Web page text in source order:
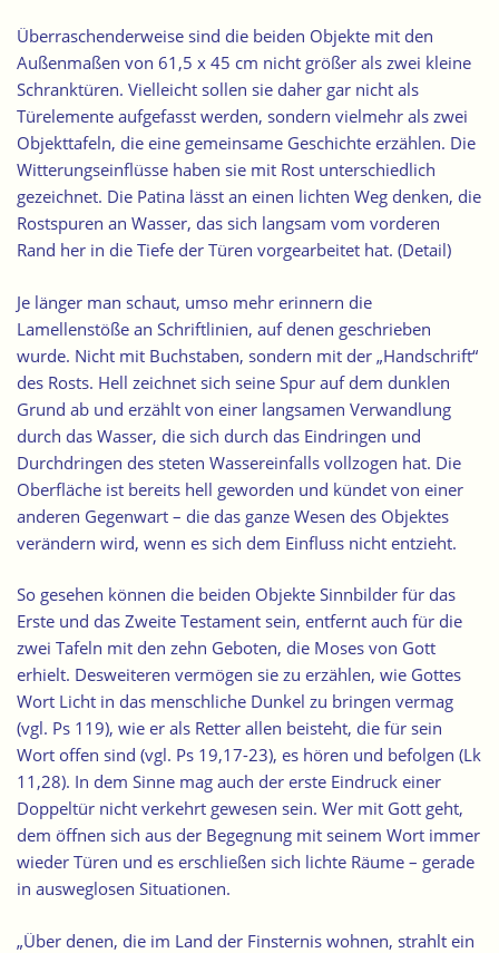
Überraschenderweise sind die beiden Objekte mit den
Außenmaßen von 61,5 x 45 cm nicht größer als zwei kleine
Schranktüren. Vielleicht sollen sie daher gar nicht als
Türelemente aufgefasst werden, sondern vielmehr als zwei
Objekttafeln, die eine gemeinsame Geschichte erzählen. Die
Witterungseinflüsse haben sie mit Rost unterschiedlich
gezeichnet. Die Patina lässt an einen lichten Weg denken, die
Rostspuren an Wasser, das sich langsam vom vorderen
Rand her in die Tiefe der Türen vorgearbeitet hat. (Detail)
Je länger man schaut, umso mehr erinnern die
Lamellenstöße an Schriftlinien, auf denen geschrieben
wurde. Nicht mit Buchstaben, sondern mit der „Handschrift“
des Rosts. Hell zeichnet sich seine Spur auf dem dunklen
Grund ab und erzählt von einer langsamen Verwandlung
durch das Wasser, die sich durch das Eindringen und
Durchdringen des steten Wassereinfalls vollzogen hat. Die
Oberfläche ist bereits hell geworden und kündet von einer
anderen Gegenwart – die das ganze Wesen des Objektes
verändern wird, wenn es sich dem Einfluss nicht entzieht.
So gesehen können die beiden Objekte Sinnbilder für das
Erste und das Zweite Testament sein, entfernt auch für die
zwei Tafeln mit den zehn Geboten, die Moses von Gott
erhielt. Desweiteren vermögen sie zu erzählen, wie Gottes
Wort Licht in das menschliche Dunkel zu bringen vermag
(vgl. Ps 119), wie er als Retter allen beisteht, die für sein
Wort offen sind (vgl. Ps 19,17-23), es hören und befolgen (Lk
11,28). In dem Sinne mag auch der erste Eindruck einer
Doppeltür nicht verkehrt gewesen sein. Wer mit Gott geht,
dem öffnen sich aus der Begegnung mit seinem Wort immer
wieder Türen und es erschließen sich lichte Räume – gerade
in ausweglosen Situationen.
„Über denen, die im Land der Finsternis wohnen, strahlt ein